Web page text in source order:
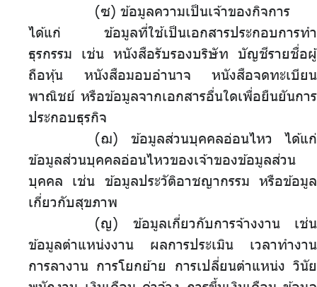
(ซ) .ข้อมูลความเป็นเจ้าของกิจการ
ได้แก่ ข้อมูลที่ใช้เป็นเอกสารประกอบการทำ
ธุรกรรม เช่น หนังสือรับรองบริษัท บัญชีรายชื่อผู้
ถือหุ้น หนังสือมอบอำนาจ หนังสือจดทะเบียน
พาณิชย์ หรือข้อมูลจากเอกสารอื่นใดเพื่อยืนยันการ
ประกอบธุรกิจ
(ฌ) ข้อมูลส่วนบุคคลอ่อนไหว ได้แก่
ข้อมูลส่วนบุคคลอ่อนไหวของเจ้าของข้อมูลส่วน
บุคคล เช่น ข้อมูลประวัติอาชญากรรม หรือข้อมูล
เกี่ยวกับสุขภาพ
(ญ) ข้อมูลเกี่ยวกับการจ้างงาน เช่น
ข้อมูลตำแหน่งงาน ผลการประเมิน เวลาทำงาน
การลางาน การโยกย้าย การเปลี่ยนตำแหน่ง วินัย